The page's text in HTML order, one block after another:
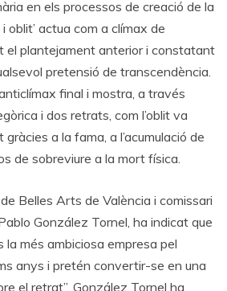
en els processos de creació de la
oblit’ actua com a clímax de
el plantejament anterior i constatant
pretensió de transcendència.
final i mostra, a través
i dos retrats, com l’oblit va
a la fama, a l’acumulació de
de sobreviure a la mort física.
Belles Arts de València i comissari
González Tornel, ha indicat que
la més ambiciosa empresa pel
anys i pretén convertir-se en una
el retrat”. González Tornel ha